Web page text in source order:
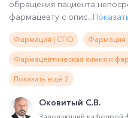
обращения пациента
фармацевту с опис...
Фармация | СПО Фармация
Фармацевтическая химия и
Показать ещё 2
Оковитый С.В.